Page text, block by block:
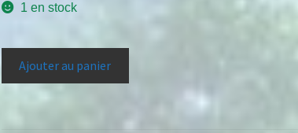
1 en stock
Ajouter au panier